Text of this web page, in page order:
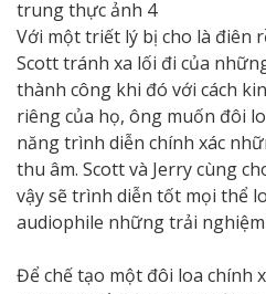
Với một triết lý bị cho là điên
Scott tránh xa lối đi của
thành công khi đó với cách
riêng của họ, ông muốn đôi
năng trình diễn chính xác
thu âm. Scott và Jerry cùng
vậy sẽ trình diễn tốt mọi thể
audiophile những trải
Để chế tạo một đôi loa chính